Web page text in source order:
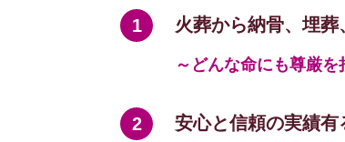
火葬から納骨、埋
～どんな命にも尊厳
安心と信頼の実績有